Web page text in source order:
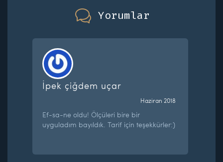
Yorumlar
İpek çiğdem uçar
Haziran 2018
Ef-sa-ne oldu! Ölçüleri bire bir
uyguladım bayıldık. Tarif için teşekkürler:)